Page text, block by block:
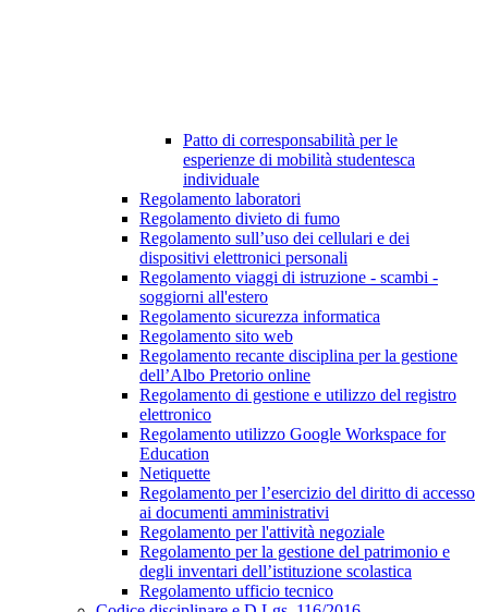
Patto di corresponsabilità per le
esperienze di mobilità studentesca
individuale
Regolamento laboratori
Regolamento divieto di fumo
Regolamento sull’uso dei cellulari e dei
dispositivi elettronici personali
Regolamento viaggi di istruzione - scambi -
soggiorni all'estero
Regolamento sicurezza informatica
Regolamento sito web
Regolamento recante disciplina per la gestione
dell’Albo Pretorio online
Regolamento di gestione e utilizzo del registro
elettronico
Regolamento utilizzo Google Workspace for
Education
Netiquette
Regolamento per l’esercizio del diritto di accesso
ai documenti amministrativi
Regolamento per l'attività negoziale
Regolamento per la gestione del patrimonio e
degli inventari dell’istituzione scolastica
Regolamento ufficio tecnico